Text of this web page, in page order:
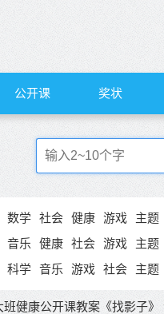
公开课 奖状
数学 社会 健康 游戏 主题
音乐 健康 社会 游戏 主题
科学 音乐 游戏 社会 主题
班健康公开课教案《找影子》